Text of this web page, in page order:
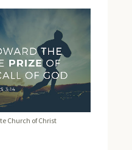
Church of Christ